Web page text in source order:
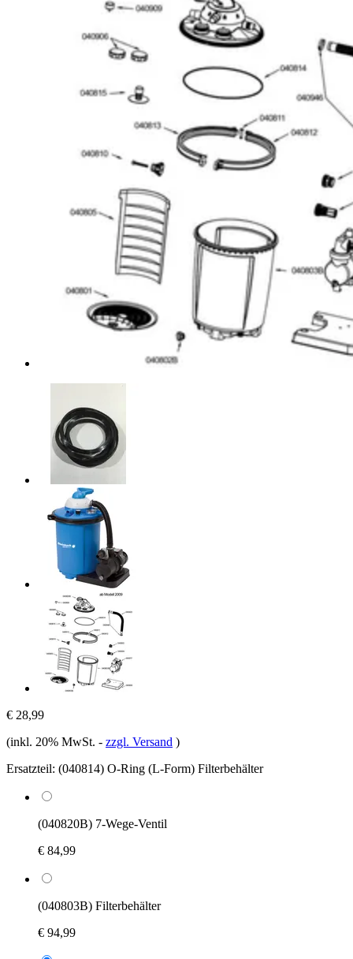
€ 28,99
(inkl. 20% MwSt. - zzgl. Versand )
Ersatzteil: (040814) O-Ring (L-Form) Filterbehälter
(040820B) 7-Wege-Ventil
€ 84,99
(040803B) Filterbehälter
€ 94,99